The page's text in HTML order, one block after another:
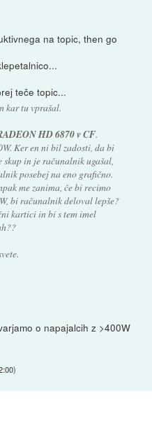
na topic, then go
teče topic...
kar tu vprašal.
HD 6870 v CF.
Ker en ni bil zadosti, da bi
in je računalnik ugašal,
posebej na eno grafično.
me zanima, če bi recimo
bi računalnik deloval lepše?
kartici in bi s tem imel
o napajalcih z >400W
)